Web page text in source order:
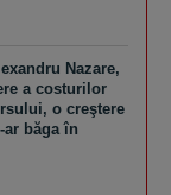
Nazare,
a costurilor
o creştere
băga în